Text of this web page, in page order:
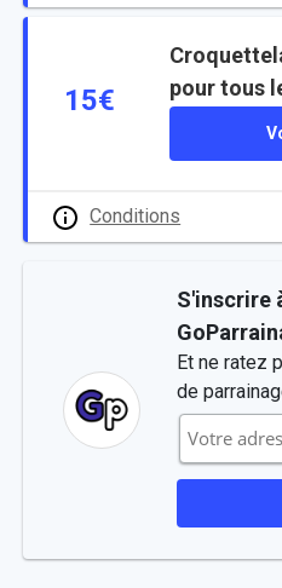
15€
pour tous
Conditions
S'inscrire
Et ne ratez
de